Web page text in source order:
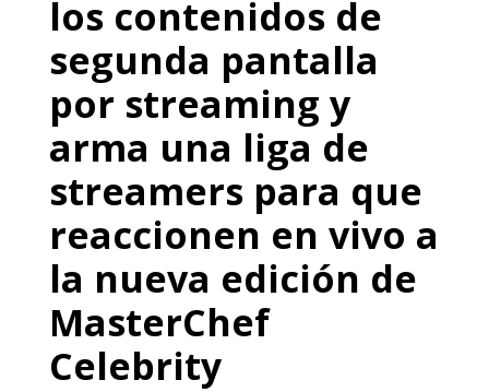
los contenidos de
segunda pantalla
por streaming y
arma una liga de
streamers para que
reaccionen en vivo a
la nueva edición de
MasterChef
Celebrity